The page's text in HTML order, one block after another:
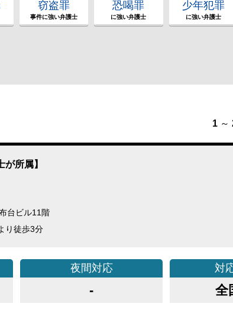
窃盗罪
事件に強い弁護士
恐喝罪
に強い弁護士
少年犯罪
に強い弁護士
1 ～
所属】
台ビル11階
り徒歩3分
夜間対応
-
対
全